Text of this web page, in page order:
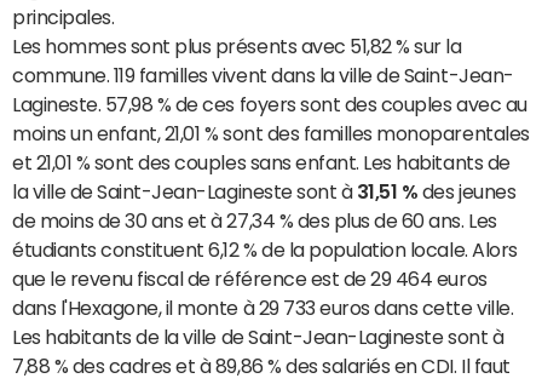
principales.
Les hommes sont plus présents avec 51,82 % sur la
commune. 119 familles vivent dans la ville de Saint-Jean-
Lagineste. 57,98 % de ces foyers sont des couples avec au
moins un enfant, 21,01 % sont des familles monoparentales
et 21,01 % sont des couples sans enfant. Les habitants de
la ville de Saint-Jean-Lagineste sont à 31,51 % des jeunes
de moins de 30 ans et à 27,34 % des plus de 60 ans. Les
étudiants constituent 6,12 % de la population locale. Alors
que le revenu fiscal de référence est de 29 464 euros
dans l'Hexagone, il monte à 29 733 euros dans cette ville.
Les habitants de la ville de Saint-Jean-Lagineste sont à
7,88 % des cadres et à 89,86 % des salariés en CDI. Il faut